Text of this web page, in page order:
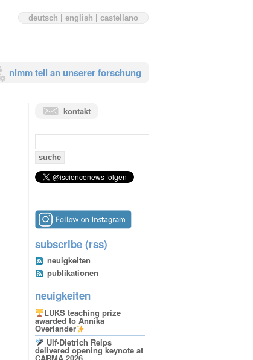
deutsch english castellano
nimm teil an unserer forschung
kontakt
suchen
nach:
subscribe (rss)
neuigkeiten
publikationen
neuigkeiten
LUKS teaching prize
awarded to Annika
Overlander
Ulf-Dietrich Reips
delivered opening keynote at